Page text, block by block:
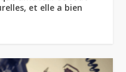
et elle a bien